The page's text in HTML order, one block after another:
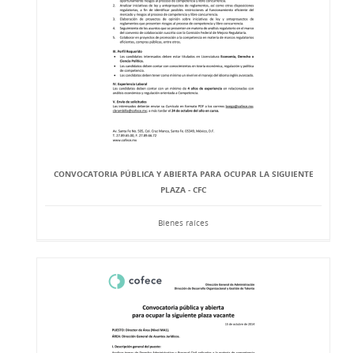
CONVOCATORIA PÚBLICA Y ABIERTA PARA OCUPAR LA SIGUIENTE
PLAZA - CFC
Bienes raíces